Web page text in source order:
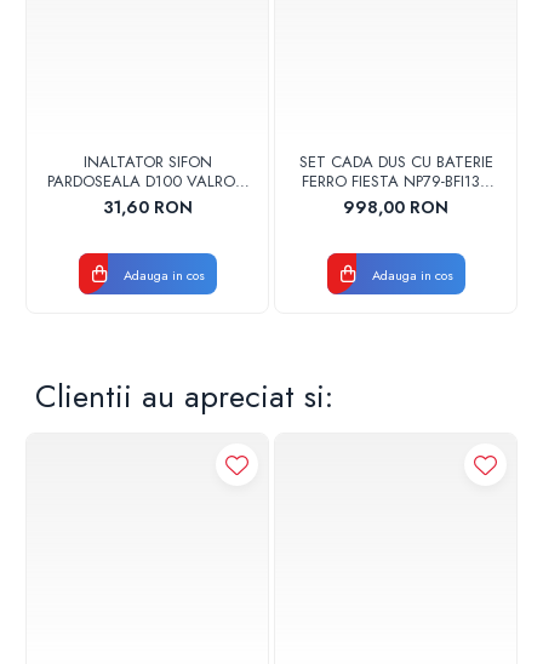
INALTATOR SIFON
PARDOSEALA D100 VALROM
17001900004
31,60 RON
Adauga in cos
SET CADA DUS CU BATERIE
FERRO FIESTA NP79-BFI13U
CROM
998,00 RON
Adauga in cos
Clientii au apreciat si: